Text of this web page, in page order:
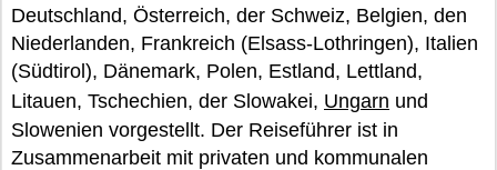
Deutschland, Österreich, der Schweiz, Belgien, den
Niederlanden, Frankreich (Elsass-Lothringen), Italien
(Südtirol), Dänemark, Polen, Estland, Lettland,
Litauen, Tschechien, der Slowakei, Ungarn und
Slowenien vorgestellt. Der Reiseführer ist in
Zusammenarbeit mit privaten und kommunalen